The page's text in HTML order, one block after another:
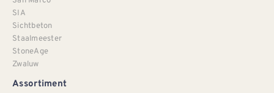
SIA
Sichtbeton
Staalmeester
StoneAge
Zwaluw
Assortiment